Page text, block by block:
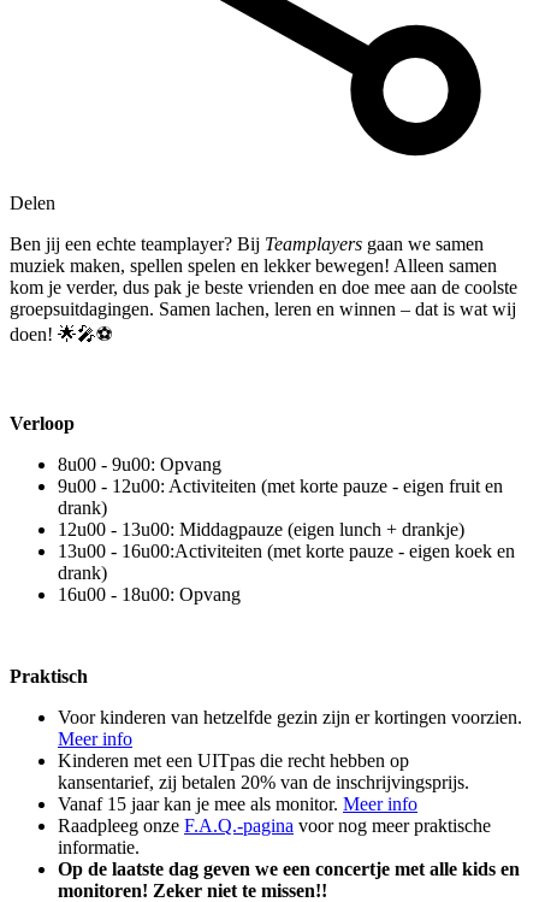
Delen
Ben jij een echte teamplayer? Bij Teamplayers gaan we samen
muziek maken, spellen spelen en lekker bewegen! Alleen samen
kom je verder, dus pak je beste vrienden en doe mee aan de coolste
groepsuitdagingen. Samen lachen, leren en winnen – dat is wat wij
doen! 🌟🎤⚽
Verloop
8u00 - 9u00: Opvang
9u00 - 12u00: Activiteiten (met korte pauze - eigen fruit en
drank)
12u00 - 13u00: Middagpauze (eigen lunch + drankje)
13u00 - 16u00:Activiteiten (met korte pauze - eigen koek en
drank)
16u00 - 18u00: Opvang
Praktisch
Voor kinderen van hetzelfde gezin zijn er kortingen voorzien.
Meer info
Kinderen met een UITpas die recht hebben op
kansentarief, zij betalen 20% van de inschrijvingsprijs.
Vanaf 15 jaar kan je mee als monitor. Meer info
Raadpleeg onze F.A.Q.-pagina voor nog meer praktische
informatie.
Op de laatste dag geven we een concertje met alle kids en
monitoren! Zeker niet te missen!!